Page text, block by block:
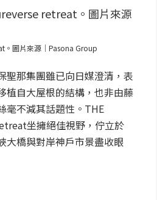
。圖片來源｜Pasona Group
聖那集團雖已向日媒澄清，表
植自大屋根的結構，也非由藤
毫不減其話題性。THE
坐擁絕佳視野，佇立於
大橋與對岸神戶市景盡收眼